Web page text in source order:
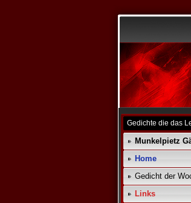
Gedichte die das
Munkelpietz
Home
Gedicht der
Links